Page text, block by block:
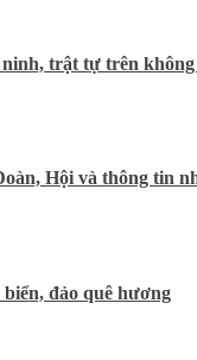
trật tự trên
Hội và thông tin
đảo quê hương